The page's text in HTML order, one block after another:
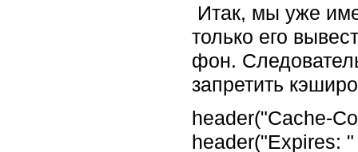
Итак, мы уже
только его
фон.
запретить
header("Cache-
header("Expires: